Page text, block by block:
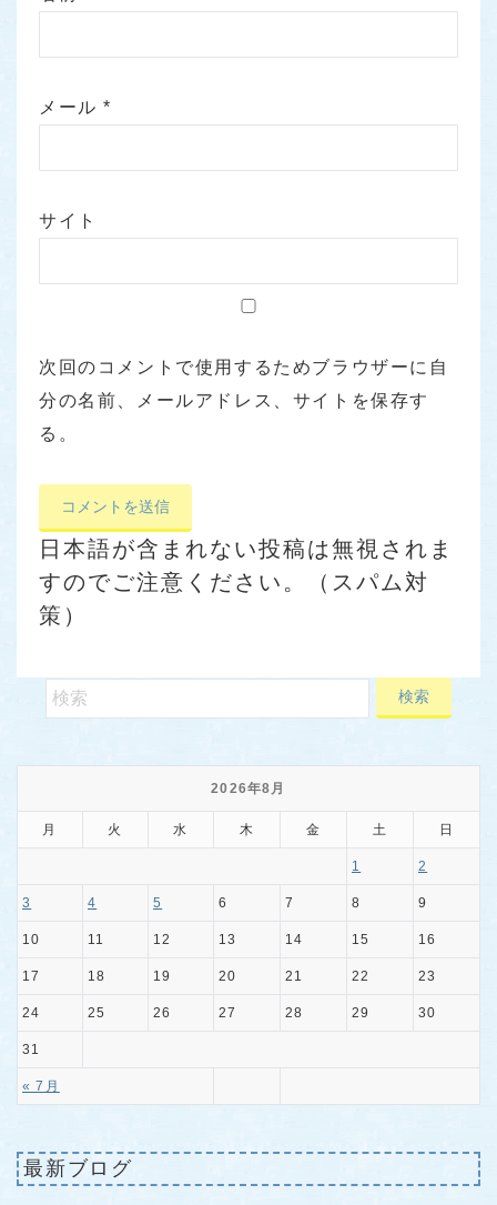
メール*
サイト
次回のコメントで使用するためブラウザーに自
分の名前、メールアドレス、サイトを保存す
る。
日本語が含まれない投稿は無視されま
すのでご注意ください。（スパム対
策）
2026年8月
月 火 水 木 金 土 日
« 7月
1 2
3 4 5 6 7 8 9
10 11 12 13 14 15 16
17 18 19 20 21 22 23
24 25 26 27 28 29 30
31
最新ブログ